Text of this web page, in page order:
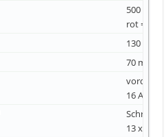
500 A
rot =
130 mm -
70 mm
16 A 6DI
13 x 1 Ja